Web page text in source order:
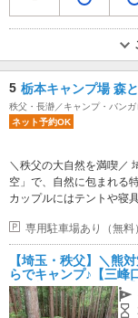
5 栃本キャンプ場 森
秩父・長瀞／キャンプ・バン
ネット予約OK
＼秩父の大自然を満喫／
空」で、自然に包まれる
カップルにはテントや寝
【埼玉・秩父】＼熊
らでキャンプ♪【三
児無料◎ペットOK◎】
め♪